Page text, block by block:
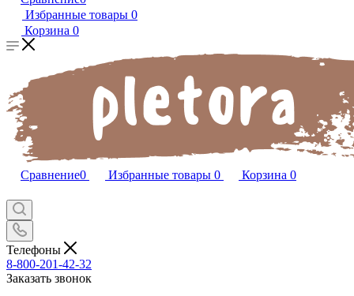
Избранные товары 0
Корзина 0
Сравнение0 Избранные товары 0 Корзина 0
Телефоны
8-800-201-42-32
Заказать звонок